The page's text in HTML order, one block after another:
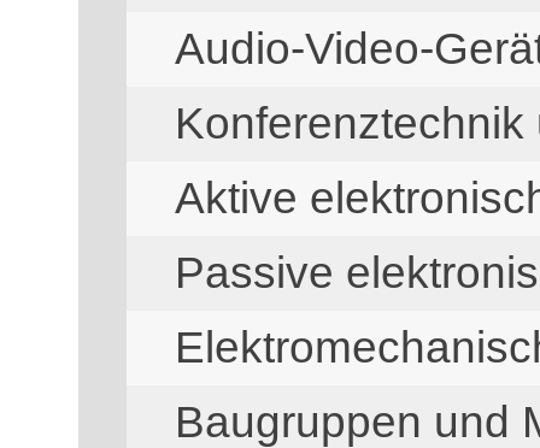
Audio-Video-
Aktive
Passive
Baugruppen und